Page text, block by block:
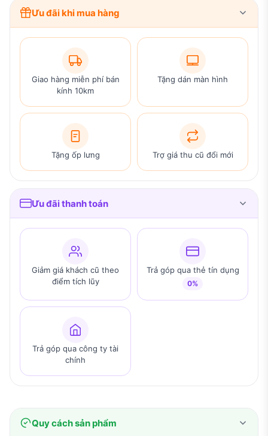
Ưu đãi khi mua hàng
Giao hàng miễn phí bán
kính 10km
Tặng dán màn hình
Tặng ốp lưng Trợ giá thu cũ đổi mới
Ưu đãi thanh toán
Giảm giá khách cũ theo
điểm tích lũy
Trả góp qua thẻ tín dụng
0%
Trả góp qua công ty tài
chính
Quy cách sản phẩm